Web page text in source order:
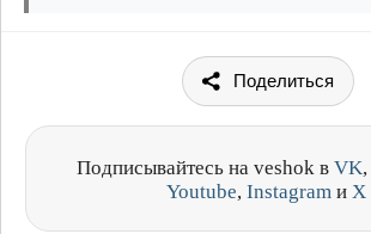
Поделиться
Подписывайтесь на veshok в VK,
Youtube, Instagram и X